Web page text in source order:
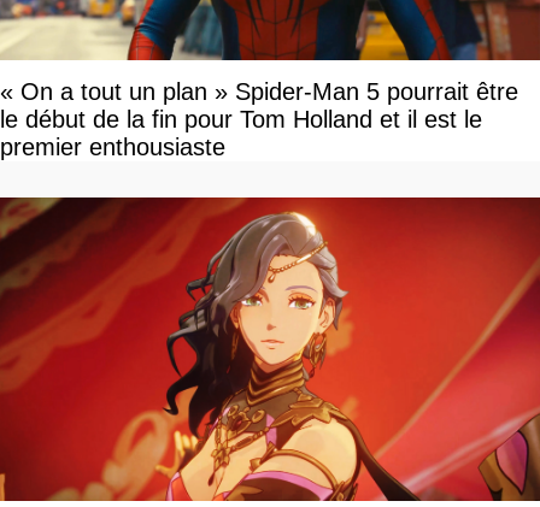
« On a tout un plan » Spider-Man 5 pourrait être
le début de la fin pour Tom Holland et il est le
premier enthousiaste